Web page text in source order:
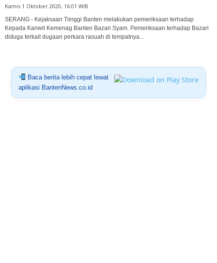
Kamis 1 Oktober 2020, 16:01 WIB
SERANG - Kejaksaan Tiinggi Banten melakukan pemeriksaan terhadap
Kepada Kanwil Kemenag Banten Bazari Syam. Pemeriksaan terhadap Bazari
diduga terkait dugaan perkara rasuah di tempatnya...
Baca berita lebih cepat lewat
aplikasi BantenNews.co.id